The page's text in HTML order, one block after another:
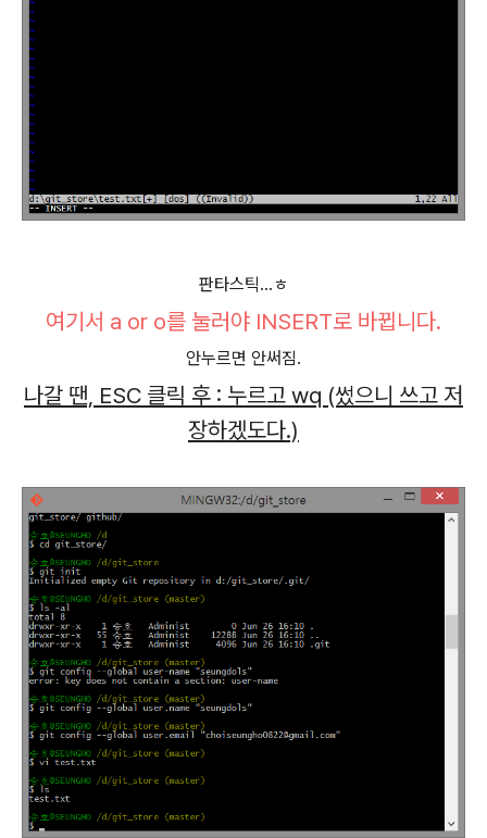
판타스틱...ㅎ
여기서 a or o를 눌러야 INSERT로 바뀝니다.
안누르면 안써짐.
나갈 땐, ESC 클릭 후 : 누르고 wq (썼으니 쓰고 저
장하겠도다.)